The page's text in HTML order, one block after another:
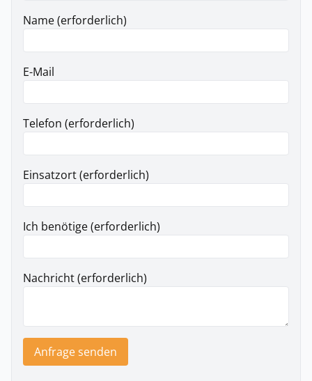
Name (erforderlich)
E-Mail
Telefon (erforderlich)
Einsatzort (erforderlich)
Ich benötige (erforderlich)
Nachricht (erforderlich)
Anfrage senden